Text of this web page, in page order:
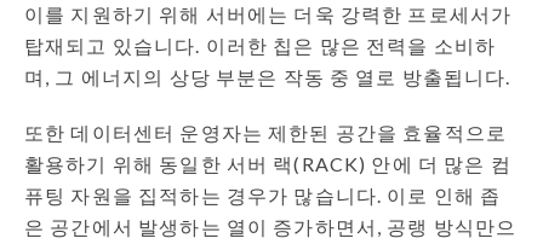
이를 지원하기 위해 서버에는 더욱 강력한 프로세서가
탑재되고 있습니다. 이러한 칩은 많은 전력을 소비하
며, 그 에너지의 상당 부분은 작동 중 열로 방출됩니다.
또한 데이터센터 운영자는 제한된 공간을 효율적으로
활용하기 위해 동일한 서버 랙(RACK) 안에 더 많은 컴
퓨팅 자원을 집적하는 경우가 많습니다. 이로 인해 좁
은 공간에서 발생하는 열이 증가하면서, 공랭 방식만으